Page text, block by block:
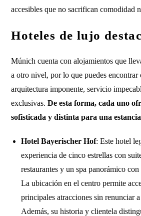
accesibles que no sacrifican comodidad
Hoteles de lujo
Múnich cuenta con alojamientos que
a otro nivel, por lo que puedes encontrar
arquitectura imponente, servicio
exclusivas.De esta forma, cada uno
sofisticada y distinta para una
Hotel Bayerischer Hof: Este hotel
experiencia de cinco estrellas con
restaurantes y un spa panorámico con
La ubicación en el centro permite
principales atracciones sin renunciar
Además, su historia y clientela